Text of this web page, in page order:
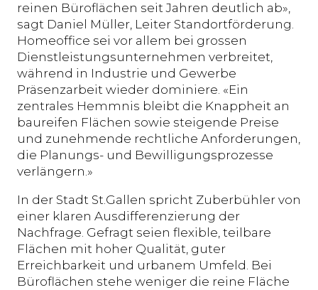
reinen Büroflächen seit Jahren deutlich ab»,
sagt Daniel Müller, Leiter Standortförderung.
Homeoffice sei vor allem bei grossen
Dienstleistungsunternehmen verbreitet,
während in Industrie und Gewerbe
Präsenzarbeit wieder dominiere. «Ein
zentrales Hemmnis bleibt die Knappheit an
baureifen Flächen sowie steigende Preise
und zunehmende rechtliche Anforderungen,
die Planungs- und Bewilligungsprozesse
verlängern.»
In der Stadt St.Gallen spricht Zuberbühler von
einer klaren Ausdifferenzierung der
Nachfrage. Gefragt seien flexible, teilbare
Flächen mit hoher Qualität, guter
Erreichbarkeit und urbanem Umfeld. Bei
Büroflächen stehe weniger die reine Fläche